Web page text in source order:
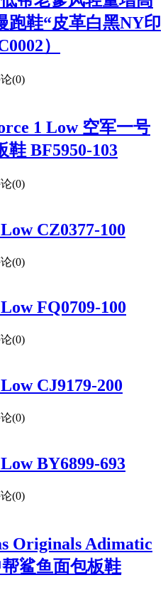
跑鞋“皮革白黑NY印
）
(0)
1 Low 空军一号
BF5950-103
(0)
CZ0377-100
(0)
FQ0709-100
(0)
CJ9179-200
(0)
BY6899-693
(0)
Originals Adimatic
鲨鱼面包板鞋